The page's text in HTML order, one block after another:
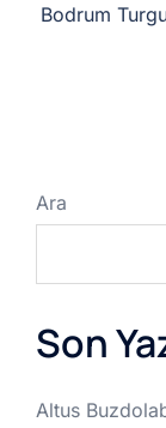
Bodrum
Ara
Son
Altus